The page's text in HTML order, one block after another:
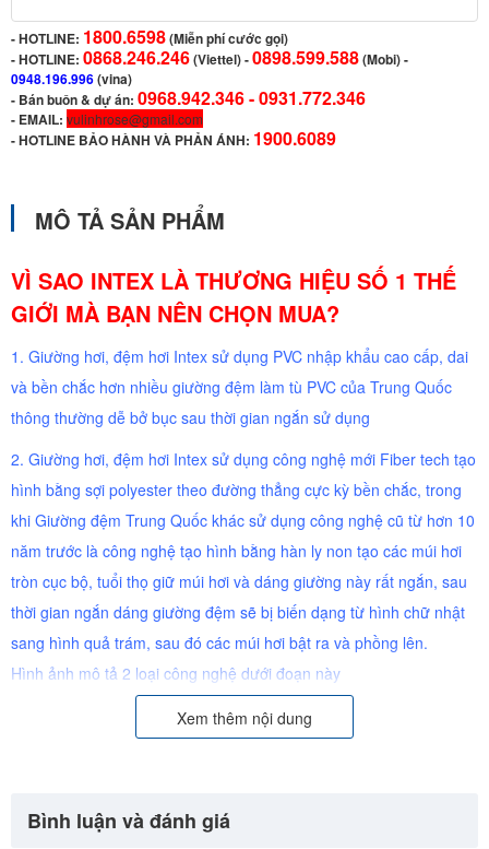
-HOTLINE: 1800.6598(Miễn phí cước gọi)
- HOTLINE: 0868.246.246(Viettel)-0898.599.588(Mobi) -
0948.196.996(vina)
- Bán buôn & dự án: 0968.942.346 -0931.772.346
- EMAIL: vulinhrose@gmail.com
-HOTLINE BẢO HÀNH VÀ PHẢN ÁNH: 1900.6089
MÔ TẢ SẢN PHẨM
VÌ SAO INTEX LÀ THƯƠNG HIỆU SỐ 1 THẾ
GIỚI MÀ BẠN NÊN CHỌN MUA?
1. Giường hơi, đệm hơi Intex sử dụng PVC nhập khẩu cao cấp, dai
và bền chắc hơn nhiều giường đệm làm tù PVC của Trung Quốc
thông thường dễ bở bục sau thời gian ngắn sử dụng
2. Giường hơi, đệm hơi Intex sử dụng công nghệ mới Fiber tech tạo
hình bằng sợi polyester theo đường thẳng cực kỳ bền chắc, trong
khi Giường đệm Trung Quốc khác sử dụng công nghệ cũ từ hơn 10
năm trước là công nghệ tạo hình bằng hàn ly non tạo các múi hơi
tròn cục bộ, tuổi thọ giữ múi hơi và dáng giường này rất ngắn, sau
thời gian ngắn dáng giường đệm sẽ bị biến dạng từ hình chữ nhật
sang hình quả trám, sau đó các múi hơi bật ra và phồng lên.
Hình ảnh mô tả 2 loại công nghệ dưới đoạn này
3. Tuổi thọ giường đệm hơi INTEX gấp 10 giường đệm hơi Trung
Quốc khác (nếu dùng liên tục giường đệm hơi INTEX bạn có thể
Xem thêm nội dung
Bình luận và đánh giá